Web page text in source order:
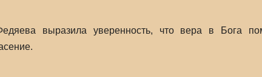
выразила уверенность, что вера в Бога